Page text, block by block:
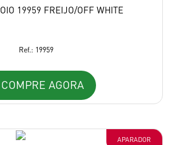
19959 FREIJO/OFF WHITE
Ref.: 19959
AGORA
APARADOR